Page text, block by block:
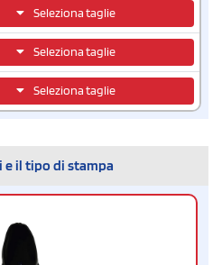
Seleziona taglie
Seleziona taglie
Seleziona taglie
e il tipo di stampa